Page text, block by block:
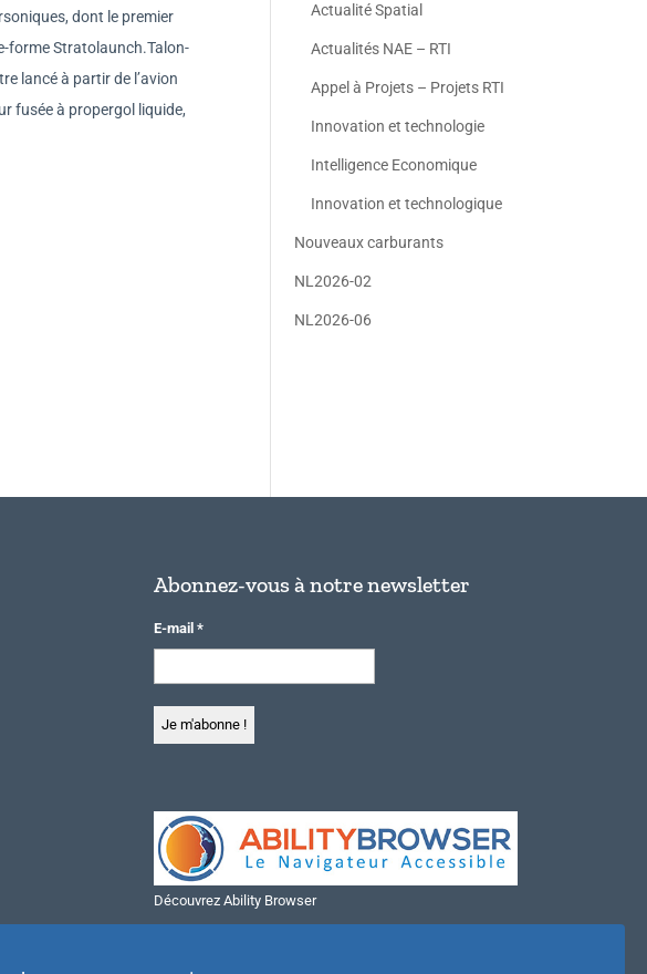
dont le premier
forme Stratolaunch.Talon-
lancé à partir de l’avion
fusée à propergol liquide,
Actualité Spatial
Actualités NAE – RTI
Appel à Projets – Projets RTI
Innovation et technologie
Intelligence Economique
Innovation et technologique
Nouveaux carburants
NL2026-02
NL2026-06
Abonnez-vous à notre newsletter
E-mail *
Découvrez Ability Browser